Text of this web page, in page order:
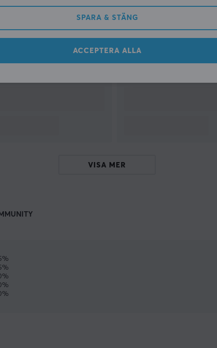
Andra tittade även på
VISA MER
SPARA & STÄNG
ACCEPTERA ALLA